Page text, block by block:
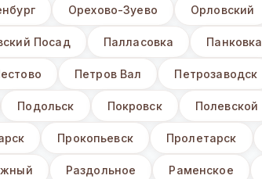
Орехово-Зуево Орловский
Посад Палласовка Панковка
Петров Вал Петрозаводск
Подольск Покровск Полевской
Прокопьевск Пролетарск
Раздольное Раменское